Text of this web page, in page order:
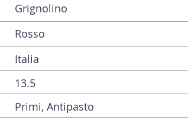
Grignolino
Rosso
Italia
13.5
Primi, Antipasto